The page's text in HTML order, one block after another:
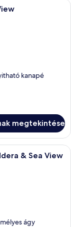
melyben kék
kanapé
megtekintése
stílusú
& Sea View
ágy